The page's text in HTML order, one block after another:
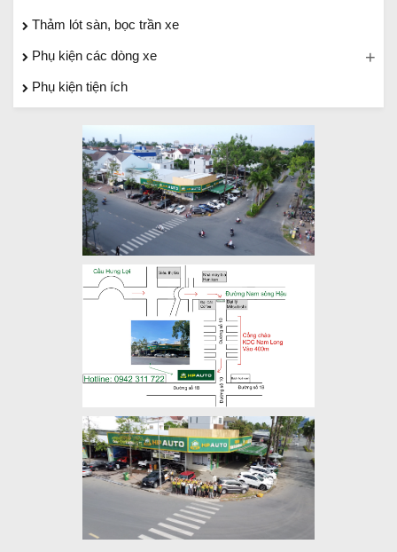
Thảm lót sàn, bọc trần xe
Phụ kiện các dòng xe
Phụ kiện tiện ích